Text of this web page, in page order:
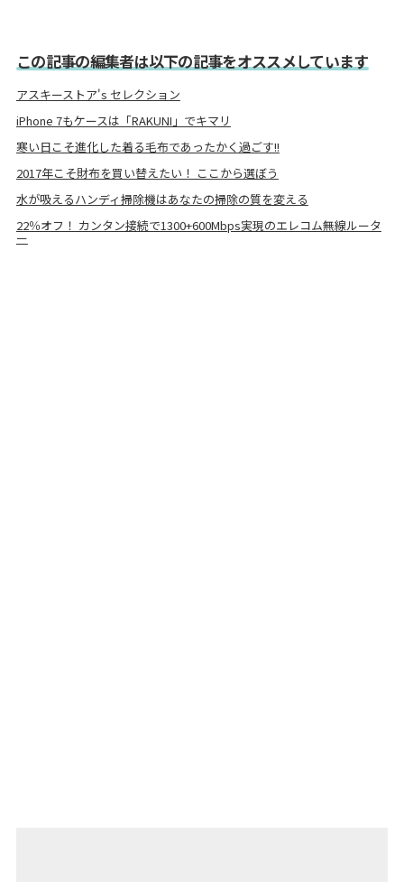
この記事の編集者は以下の記事をオススメしています
アスキーストア's セレクション
iPhone 7もケースは「RAKUNI」でキマリ
寒い日こそ進化した着る毛布であったかく過ごす!!
2017年こそ財布を買い替えたい！ ここから選ぼう
水が吸えるハンディ掃除機はあなたの掃除の質を変える
22％オフ！ カンタン接続で1300+600Mbps実現のエレコム無線ルータ
ー